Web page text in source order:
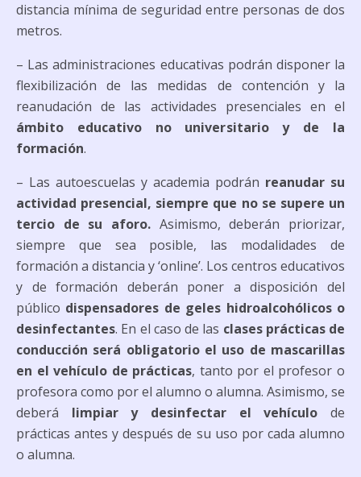
distancia mínima de seguridad entre personas de dos
metros.
– Las administraciones educativas podrán disponer la
flexibilización de las medidas de contención y la
reanudación de las actividades presenciales en el
ámbito educativo no universitario y de la
formación.
– Las autoescuelas y academia podrán reanudar su
actividad presencial, siempre que no se supere un
tercio de su aforo. Asimismo, deberán priorizar,
siempre que sea posible, las modalidades de
formación a distancia y ‘online’. Los centros educativos
y de formación deberán poner a disposición del
público dispensadores de geles hidroalcohólicos o
desinfectantes. En el caso de las clases prácticas de
conducción será obligatorio el uso de mascarillas
en el vehículo de prácticas, tanto por el profesor o
profesora como por el alumno o alumna. Asimismo, se
deberá limpiar y desinfectar el vehículo de
prácticas antes y después de su uso por cada alumno
o alumna.